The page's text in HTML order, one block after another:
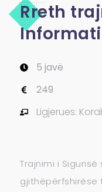
Rreth
5 javë
249
Ligjerues:
Trajnimi i
gjithëpërfshirëse